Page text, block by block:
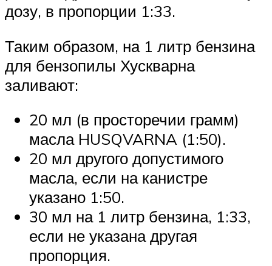
дозу, в пропорции 1:33.
Таким образом, на 1 литр бензина
для бензопилы Хускварна
заливают:
20 мл (в просторечии грамм)
масла HUSQVARNA (1:50).
20 мл другого допустимого
масла, если на канистре
указано 1:50.
30 мл на 1 литр бензина, 1:33,
если не указана другая
пропорция.